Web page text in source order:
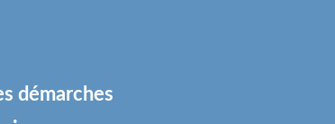
démarches